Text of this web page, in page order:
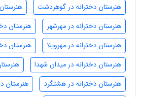
هنرستان دخترانه در گوهردشت
هنرستان دخترانه در مهرشهر
هنرستان
هنرستان دخترانه در مهرویلا
هنرستان
هنرستان دخترانه در میدان شهدا
هنرستان دخترانه در هشتگرد
هنرستان